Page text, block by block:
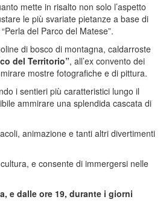
mette in risalto non solo l’aspetto
le più svariate pietanze a base di
del Parco del Matese”.
di bosco di montagna, caldarroste
del Territorio”, all’ex convento dei
mostre fotografiche e di pittura.
i sentieri più caratteristici lungo il
ammirare una splendida cascata di
animazione e tanti altri divertimenti
e consente di immergersi nelle
e dalle ore 19, durante i giorni